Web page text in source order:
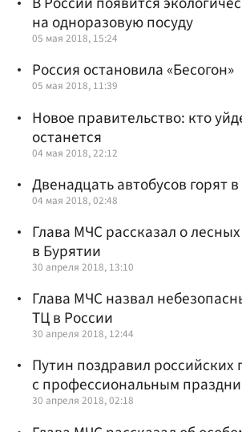
на одноразовую посуду
05 мая 2018, 15:24
Россия остановила «Бесогон»
05 мая 2018, 11:39
Новое правительство: кто
останется
04 мая 2018, 22:12
Двенадцать автобусов горят
04 мая 2018, 02:48
Глава МЧС рассказал о
в Бурятии
30 апреля 2018, 13:10
Глава МЧС назвал
ТЦ в России
30 апреля 2018, 12:44
Путин поздравил
с профессиональным
30 апреля 2018, 02:18